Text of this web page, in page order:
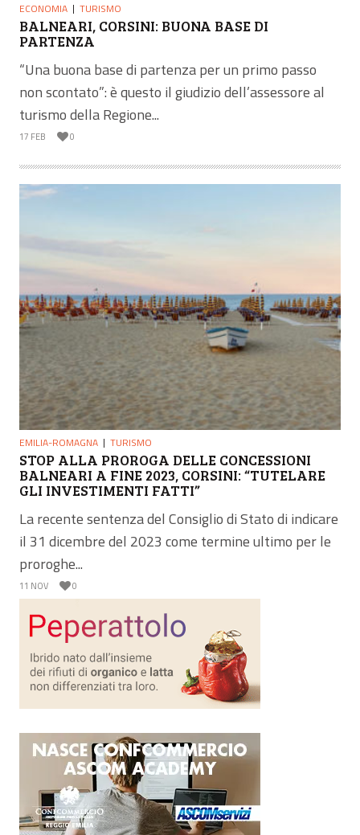
ECONOMIA TURISMO
BALNEARI, CORSINI: BUONA BASE DI
PARTENZA
“Una buona base di partenza per un primo passo
non scontato”: è questo il giudizio dell’assessore al
turismo della Regione...
17 FEB 0
EMILIA-ROMAGNA TURISMO
STOP ALLA PROROGA DELLE CONCESSIONI
BALNEARI A FINE 2023, CORSINI: “TUTELARE
GLI INVESTIMENTI FATTI”
La recente sentenza del Consiglio di Stato di indicare
il 31 dicembre del 2023 come termine ultimo per le
proroghe...
11 NOV 0